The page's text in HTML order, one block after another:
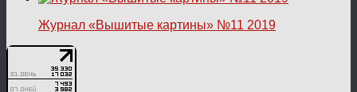
Журнал «Вышитые картины» №11 2019